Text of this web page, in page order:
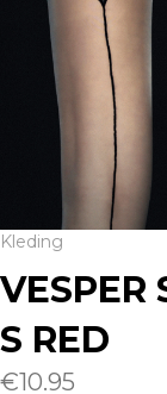
Kleding
VESPER
S RED
€10.95